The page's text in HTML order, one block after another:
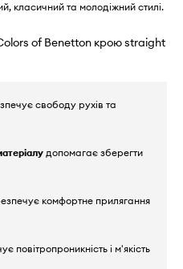
класичний та молодіжний стилі.
of Benetton крою straight
свободу рухів та
допомагає зберегти
комфортне прилягання
повітропроникність і м'якість